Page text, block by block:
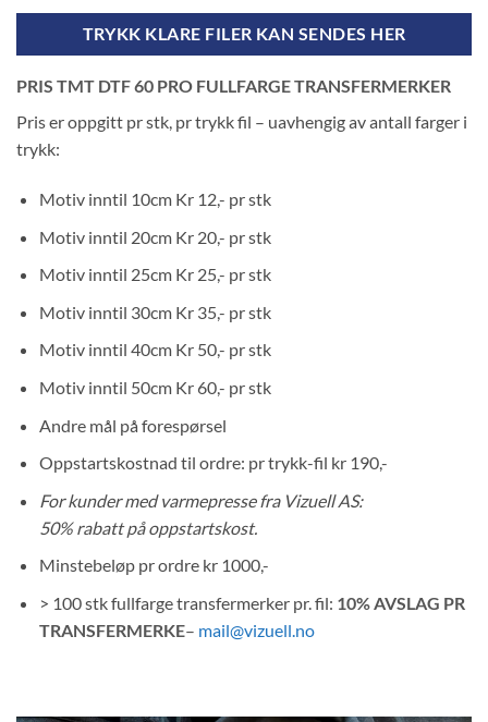
TRYKK KLARE FILER KAN SENDES HER
PRIS TMT DTF 60 PRO FULLFARGE TRANSFERMERKER
Pris er oppgitt pr stk, pr trykk fil – uavhengig av antall farger i
trykk:
Motiv inntil 10cm Kr 12,- pr stk
Motiv inntil 20cm Kr 20,- pr stk
Motiv inntil 25cm Kr 25,- pr stk
Motiv inntil 30cm Kr 35,- pr stk
Motiv inntil 40cm Kr 50,- pr stk
Motiv inntil 50cm Kr 60,- pr stk
Andre mål på forespørsel
Oppstartskostnad til ordre: pr trykk-fil kr 190,-
For kunder med varmepresse fra Vizuell AS:
50% rabatt på oppstartskost.
Minstebeløp pr ordre kr 1000,-
> 100 stk fullfarge transfermerker pr. fil: 10% AVSLAG PR
TRANSFERMERKE– mail@vizuell.no